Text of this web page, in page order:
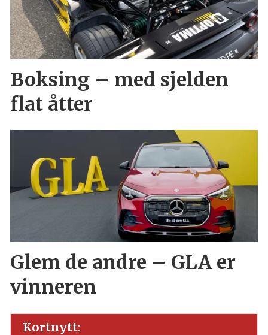
Boksing – med sjelden
flat åtter
Glem de andre – GLA er
vinneren
Kortnytt: